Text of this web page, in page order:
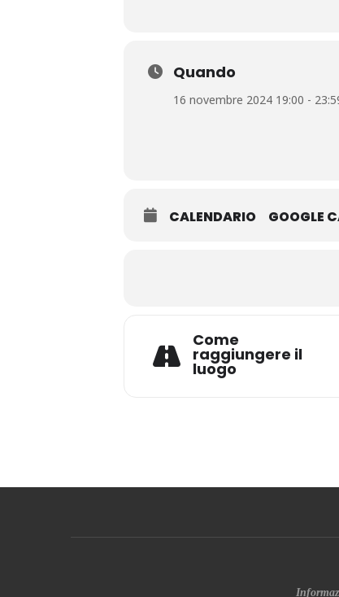
Quando
16 novembre 2024 19:00 -
CALENDARIO GOOGLE
Come
raggiungere il
luogo